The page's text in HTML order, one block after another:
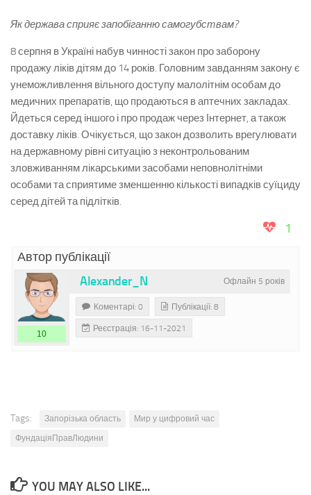
Як держава сприяє запобіганню самогубствам?
8 серпня в Україні набув чинності закон про заборону
продажу ліків дітям до 14 років. Головним завданням закону є
унеможливлення вільного доступу малолітнім особам до
медичних препаратів, що продаються в аптечних закладах.
Йдеться серед іншого і про продаж через Інтернет, а також
доставку ліків. Очікується, що закон дозволить врегулювати
на державному рівні ситуацію з неконтрольованим
зловживанням лікарськими засобами неповнолітніми
особами та сприятиме зменшенню кількості випадків суїциду
серед дітей та підлітків.
1
Автор публікації
Офлайн 5 років
Alexander_N
10
Коментарі: 0 Публікації: 8
Реєстрація: 16-11-2021
Tags: Запорізька область
Мир у цифровий час
ФундаціяПравЛюдини
YOU MAY ALSO LIKE...